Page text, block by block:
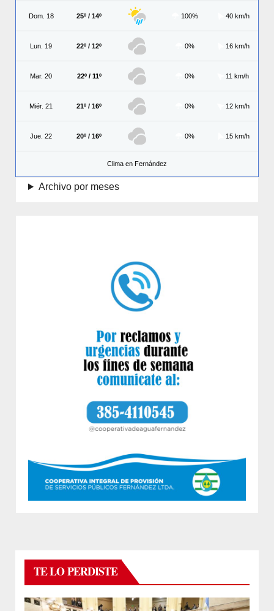
Dom. 18 25º / 14º 100% 40 km/h
Lun. 19 22º / 12º 0% 16 km/h
Mar. 20 22º / 11º 0% 11 km/h
Miér. 21 21º / 16º 0% 12 km/h
Jue. 22 20º / 16º 0% 15 km/h
Clima en Fernández
Archivo por meses
TE LO PERDISTE